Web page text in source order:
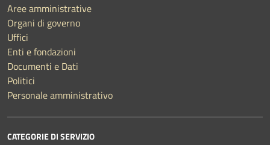
Aree amministrative
Organi di governo
Uffici
Enti e fondazioni
Documenti e Dati
Politici
Personale amministrativo
CATEGORIE DI SERVIZIO